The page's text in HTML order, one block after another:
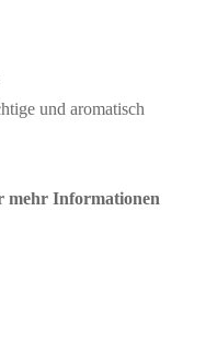
und aromatisch
mehr Informationen